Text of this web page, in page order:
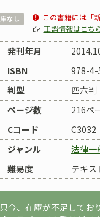
なし
この書籍には「
正誤情報はこち
発刊年月
ISBN
978-4-
判型
四六判
ページ数
216ペ
Cコード
C3032
ジャンル
法律一
難易度
テキス
只今、在庫が不足してお